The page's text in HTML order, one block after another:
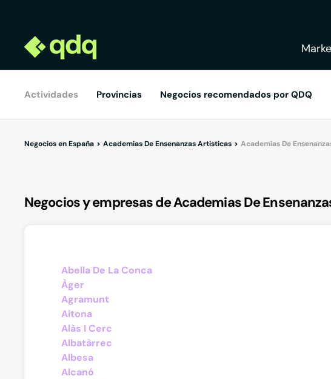
Actividades Provincias Negocios recomendados por QDQ
Negocios en España Academias De Ensenanzas Artisticas Academias De
Negocios y empresas de Academias De
Abella De La Conca
Àger
Agramunt
Aitona
Alàs I Cerc
Albatàrrec
Albesa
Alcanó